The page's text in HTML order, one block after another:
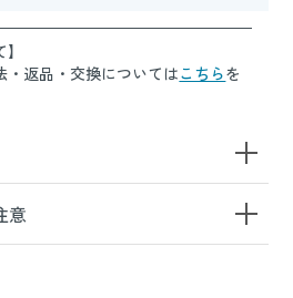
・返品・交換についてはこちらを
意